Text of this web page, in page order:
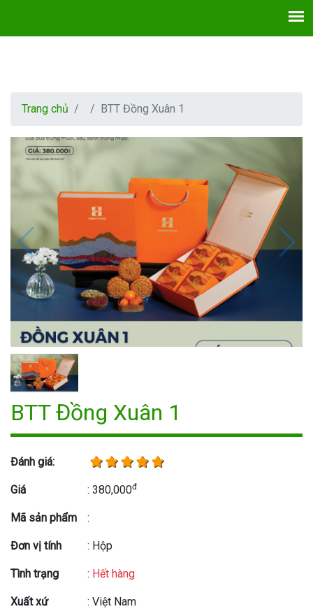
Trang chủ BTT Đồng Xuân 1
BTT Đồng Xuân 1
Đánh giá:
Giá : 380,000đ
Mã sản phẩm :
Đơn vị tính : Hộp
Tình trạng : Hết hàng
Xuất xứ : Việt Nam